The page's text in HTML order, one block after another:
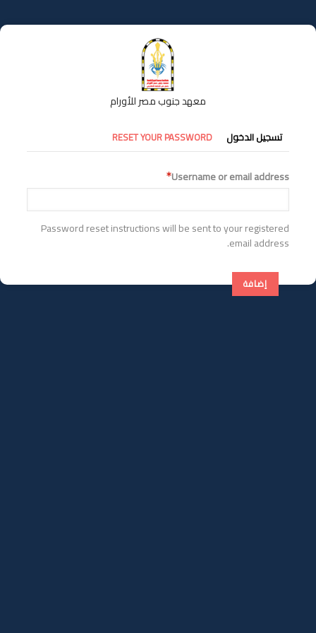
إلى
المحتوى
معهد جنوب مصر للأورام
التبويبات
الأساسية
تسجيل الدخول RESET YOUR PASSWORD
Username or email address
Password reset instructions will be sent to your registered
email address.